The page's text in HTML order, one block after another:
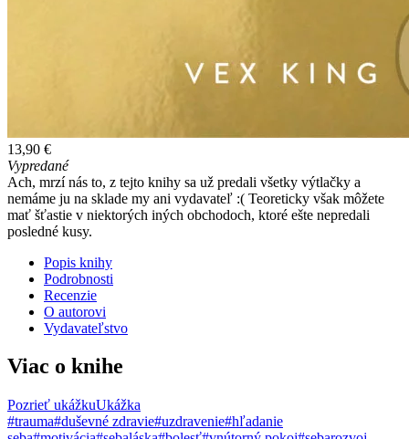
13,90 €
Vypredané
Ach, mrzí nás to, z tejto knihy sa už predali všetky výtlačky a
nemáme ju na sklade my ani vydavateľ :( Teoreticky však môžete
mať šťastie v niektorých iných obchodoch, ktoré ešte nepredali
posledné kusy.
Popis knihy
Podrobnosti
Recenzie
O autorovi
Vydavateľstvo
Viac o knihe
Pozrieť ukážkuUkážka
#trauma#duševné zdravie#uzdravenie#hľadanie